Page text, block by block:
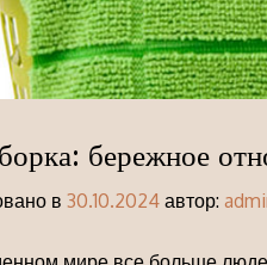
бережное
в 30.10.2024 автор: